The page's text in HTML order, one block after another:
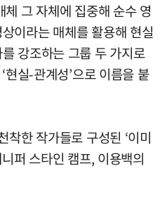
그 자체에 집중해 순수 영
이라는 매체를 활용해 현실
강조하는 그룹 두 가지로
현실-관계성’으로 이름을 붙
착한 작가들로 구성된 ‘이미
퍼 스타인 캠프, 이용백의